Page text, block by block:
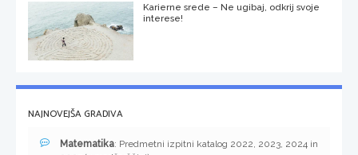
Karierne srede – Ne ugibaj, odkrij svoje
interese!
NAJNOVEJŠA GRADIVA
Matematika: Predmetni izpitni katalog 2022, 2023, 2024 in